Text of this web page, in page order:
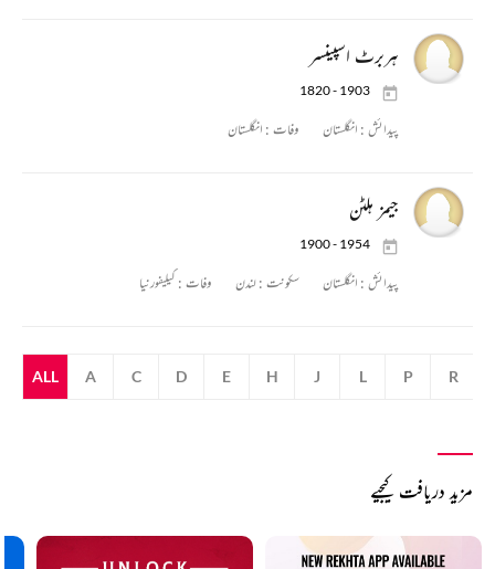
ہربرٹ اسپینسر
1820 - 1903
پیدائش : انگلستان وفات : انگلستان
جیمز ہلٹن
1900 - 1954
پیدائش : انگلستان سکونت : لندن وفات : کیلیفورنیا
ALL A C D E H J L P R
مزید دریافت کیجیے